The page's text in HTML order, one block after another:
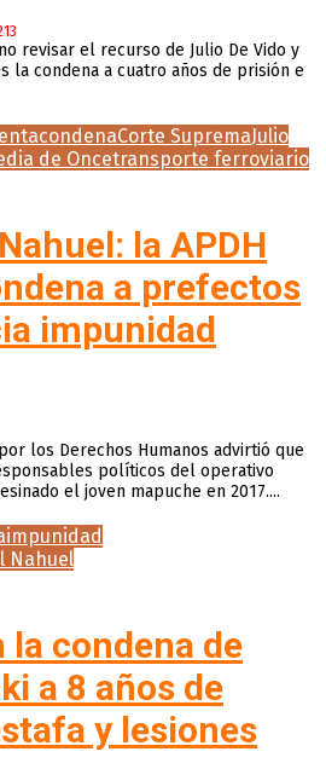
revisar el recurso de Julio De Vido y
la condena a cuatro años de prisión e
condenaCorte SupremaJulio
de Oncetransporte ferroviario
la APDH
a prefectos
impunidad
los Derechos Humanos advirtió que
políticos del operativo
el joven mapuche en 2017....
impunidad
Nahuel
condena de
a 8 años de
y lesiones